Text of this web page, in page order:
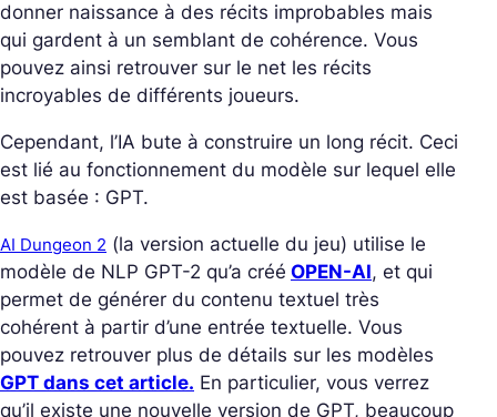
donner naissance à des récits improbables mais
qui gardent à un semblant de cohérence. Vous
pouvez ainsi retrouver sur le net les récits
incroyables de différents joueurs.
Cependant, l’IA bute à construire un long récit. Ceci
est lié au fonctionnement du modèle sur lequel elle
est basée : GPT.
AI Dungeon 2 (la version actuelle du jeu) utilise le
modèle de NLP GPT-2 qu’a créé OPEN-AI, et qui
permet de générer du contenu textuel très
cohérent à partir d’une entrée textuelle. Vous
pouvez retrouver plus de détails sur les modèles
GPT dans cet article. En particulier, vous verrez
qu’il existe une nouvelle version de GPT, beaucoup